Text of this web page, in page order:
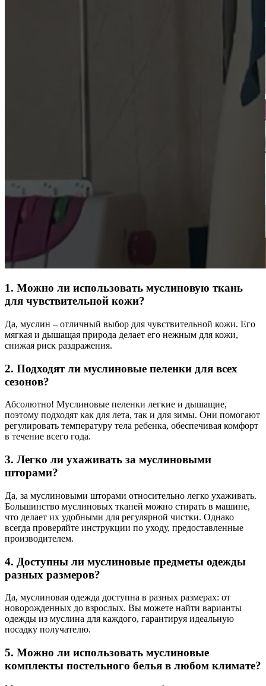
1. Можно ли использовать муслиновую ткань
для чувствительной кожи?
Да, муслин – отличный выбор для чувствительной кожи. Его
мягкая и дышащая природа делает его нежным для кожи,
снижая риск раздражения.
2. Подходят ли муслиновые пеленки для всех
сезонов?
Абсолютно! Муслиновые пеленки легкие и дышащие,
поэтому подходят как для лета, так и для зимы. Они помогают
регулировать температуру тела ребенка, обеспечивая комфорт
в течение всего года.
3. Легко ли ухаживать за муслиновыми
шторами?
Да, за муслиновыми шторами относительно легко ухаживать.
Большинство муслиновых тканей можно стирать в машине,
что делает их удобными для регулярной чистки. Однако
всегда проверяйте инструкции по уходу, предоставленные
производителем.
4. Доступны ли муслиновые предметы одежды
разных размеров?
Да, муслиновая одежда доступна в разных размерах: от
новорожденных до взрослых. Вы можете найти варианты
одежды из муслина для каждого, гарантируя идеальную
посадку получателю.
5. Можно ли использовать муслиновые
комплекты постельного белья в любом климате?